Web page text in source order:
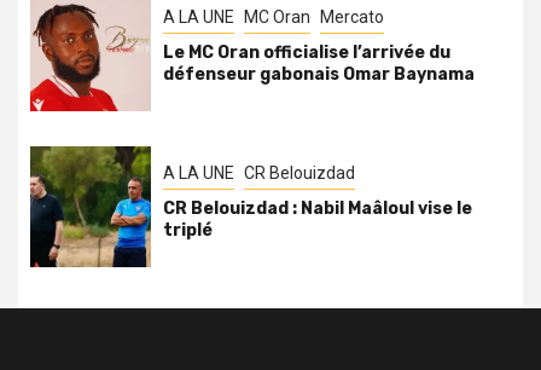
A LA UNE MC Oran Mercato
Le MC Oran officialise l’arrivée du
défenseur gabonais Omar Baynama
A LA UNE CR Belouizdad
CR Belouizdad : Nabil Maâloul vise le
triplé